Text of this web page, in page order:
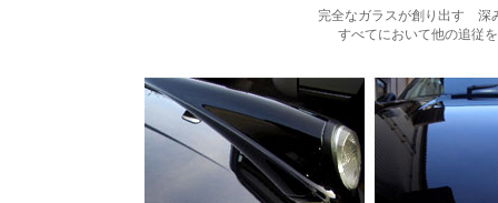
完全なガラスが創り出す 深
すべてにおいて他の追従